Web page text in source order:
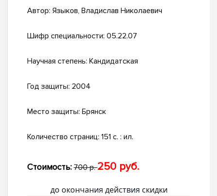
Автор: Языков, Владислав Николаевич
Шифр специальности: 05.22.07
Научная степень: Кандидатская
Год защиты: 2004
Место защиты: Брянск
Количество страниц: 151 с. : ил.
Стоимость: 700 р.250 руб.
до окончания действия скидки